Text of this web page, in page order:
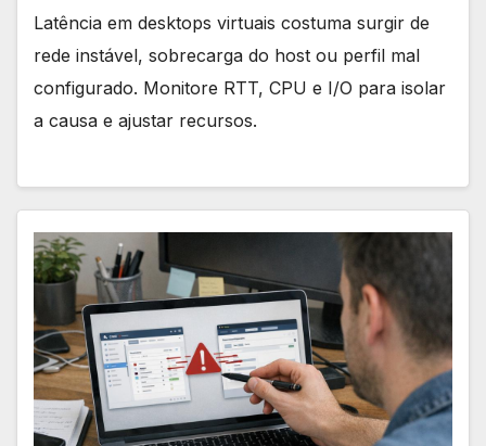
Latência em desktops virtuais costuma surgir de
rede instável, sobrecarga do host ou perfil mal
configurado. Monitore RTT, CPU e I/O para isolar
a causa e ajustar recursos.